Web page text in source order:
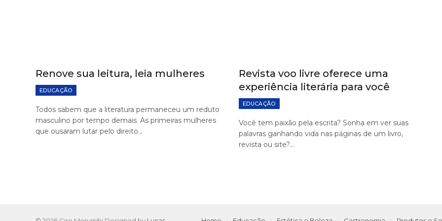
Renove sua leitura, leia mulheres
EDUCAÇÃO
Todos sabem que a literatura permaneceu um reduto
masculino por tempo demais. As primeiras mulheres
que ousaram lutar pelo direito…
Revista voo livre oferece uma
experiência literária para você
EDUCAÇÃO
Você tem paixão pela escrita? Sonha em ver suas
palavras ganhando vida nas páginas de um livro,
revista ou site?…